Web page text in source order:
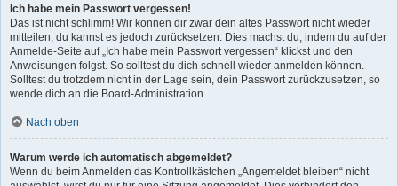
Ich habe mein Passwort vergessen!
Das ist nicht schlimm! Wir können dir zwar dein altes Passwort nicht wieder
mitteilen, du kannst es jedoch zurücksetzen. Dies machst du, indem du auf der
Anmelde-Seite auf „Ich habe mein Passwort vergessen“ klickst und den
Anweisungen folgst. So solltest du dich schnell wieder anmelden können.
Solltest du trotzdem nicht in der Lage sein, dein Passwort zurückzusetzen, so
wende dich an die Board-Administration.
Nach oben
Warum werde ich automatisch abgemeldet?
Wenn du beim Anmelden das Kontrollkästchen „Angemeldet bleiben“ nicht